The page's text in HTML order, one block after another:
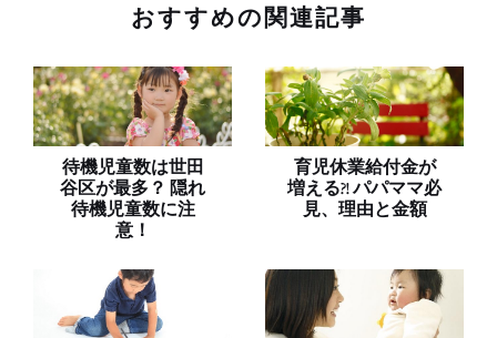
おすすめの関連記事
待機児童数は世田
谷区が最多？ 隠れ
待機児童数に注
意！
育児休業給付金が
増える?! パパママ必
見、理由と金額